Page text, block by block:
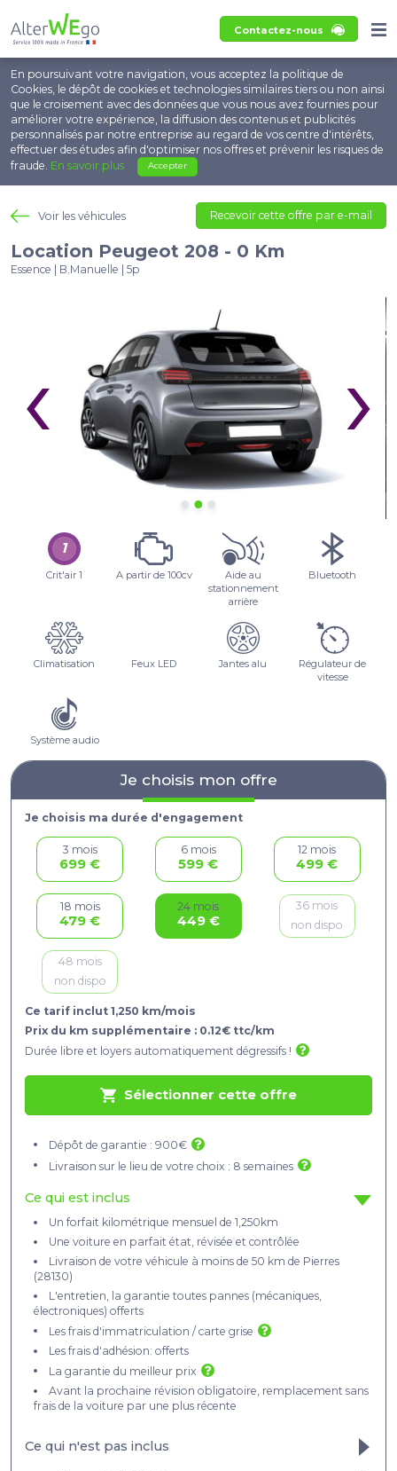
En poursuivant votre navigation, vous acceptez la politique de
Cookies, le dépôt de cookies et technologies similaires tiers ou non ainsi
que le croisement avec des données que vous nous avez fournies pour
améliorer votre expérience, la diffusion des contenus et publicités
personnalisés par notre entreprise au regard de vos centre d'intérêts,
effectuer des études afin d'optimiser nos offres et prévenir les risques de
fraude. En savoir plus Accepter
Contactez-nous
Voir les véhicules Recevoir cette offre par e-mail
Location Peugeot 208 - 0 Km
Essence | B.Manuelle | 5p
‹ ›
Crit'air 1 A partir de 100cv
Aide au
stationnement
arrière
Bluetooth
Climatisation Feux LED Jantes alu
Régulateur de
vitesse
Système audio
Je choisis mon offre
Je choisis ma durée d'engagement
3 mois
699 €
6 mois
599 €
12 mois
499 €
18 mois
479 €
24 mois
449 €
36 mois
non dispo
48 mois
non dispo
Ce tarif inclut 1,250 km/mois
Prix du km supplémentaire : 0.12€ ttc/km
Durée libre et loyers automatiquement dégressifs !
Sélectionner cette offre
Dépôt de garantie : 900€
Livraison sur le lieu de votre choix : 8 semaines
Ce qui est inclus
Un forfait kilométrique mensuel de 1,250km
Une voiture en parfait état, révisée et contrôlée
Livraison de votre véhicule à moins de 50 km de Pierres
(28130)
L'entretien, la garantie toutes pannes (mécaniques,
électroniques) offerts
Les frais d'immatriculation / carte grise
Les frais d'adhésion: offerts
La garantie du meilleur prix
Avant la prochaine révision obligatoire, remplacement sans
frais de la voiture par une plus récente​
Ce qui n'est pas inclus